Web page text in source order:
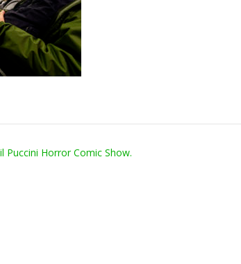
Puccini Horror Comic Show.